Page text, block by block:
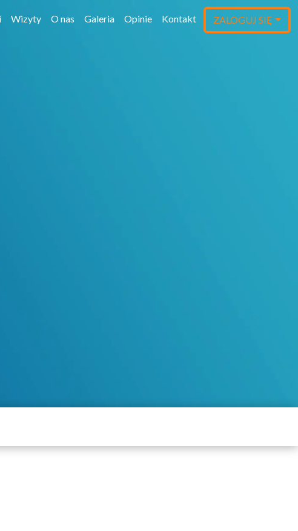
Wizyty O nas Galeria Opinie Kontakt ZALOGUJ SIĘ